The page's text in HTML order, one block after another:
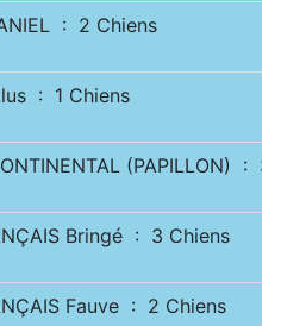
: 2 Chiens
: 1 Chiens
(PAPILLON) : 3
Bringé : 3 Chiens
Fauve : 2 Chiens